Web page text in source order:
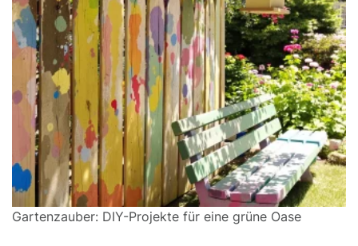
Gartenzauber: DIY-Projekte für eine grüne Oase